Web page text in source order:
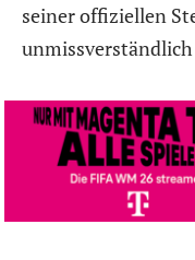
seiner offiziellen